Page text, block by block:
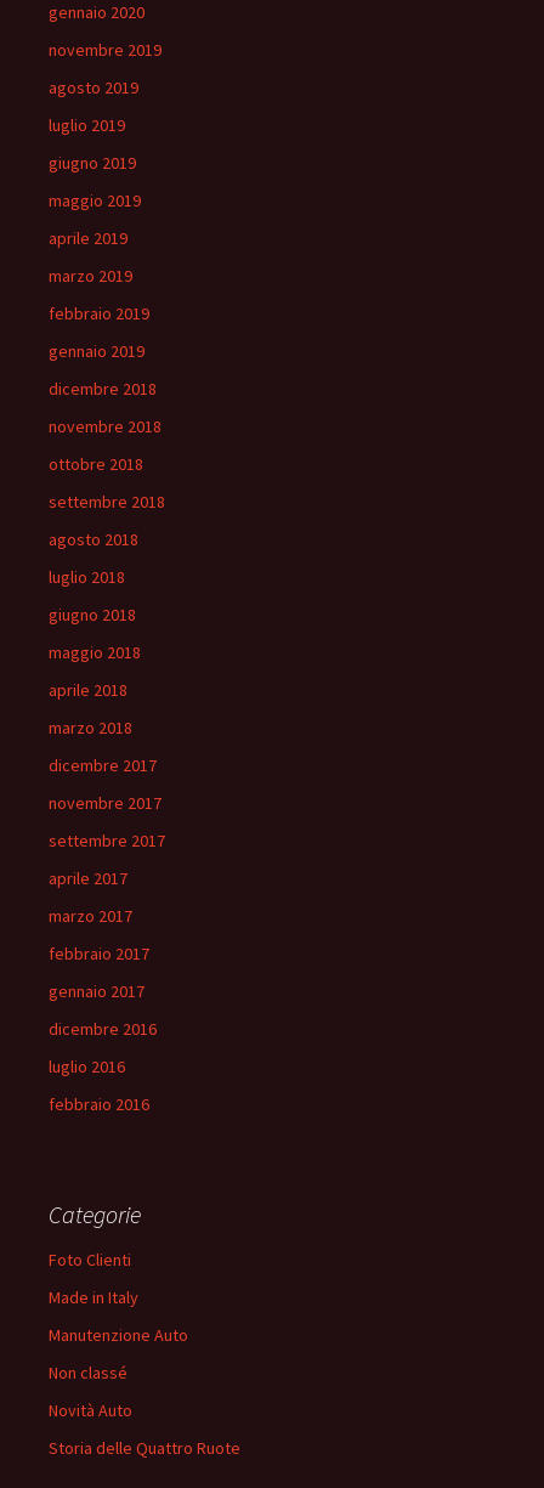
gennaio 2020
novembre 2019
agosto 2019
luglio 2019
giugno 2019
maggio 2019
aprile 2019
marzo 2019
febbraio 2019
gennaio 2019
dicembre 2018
novembre 2018
ottobre 2018
settembre 2018
agosto 2018
luglio 2018
giugno 2018
maggio 2018
aprile 2018
marzo 2018
dicembre 2017
novembre 2017
settembre 2017
aprile 2017
marzo 2017
febbraio 2017
gennaio 2017
dicembre 2016
luglio 2016
febbraio 2016
Categorie
Foto Clienti
Made in Italy
Manutenzione Auto
Non classé
Novità Auto
Storia delle Quattro Ruote